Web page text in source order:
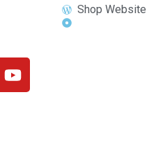
Shop Website